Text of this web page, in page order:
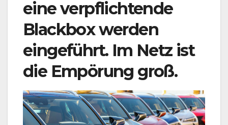
eine verpflichtende
Blackbox werden
eingeführt. Im Netz ist
die Empörung groß.